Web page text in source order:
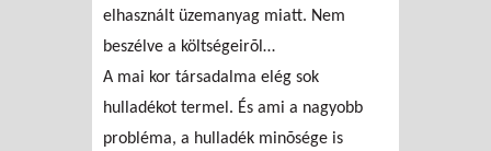
elhasznált üzemanyag miatt. Nem
beszélve a költségeirõl…
A mai kor társadalma elég sok
hulladékot termel. És ami a nagyobb
probléma, a hulladék minõsége is